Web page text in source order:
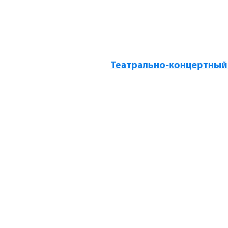
Театрально-концертный